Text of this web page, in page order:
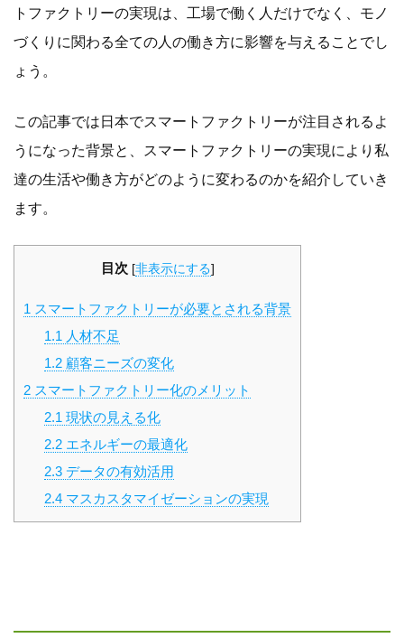
トファクトリーの実現は、工場で働く人だけでなく、モノ
づくりに関わる全ての人の働き方に影響を与えることでし
ょう。
この記事では日本でスマートファクトリーが注目されるよ
うになった背景と、スマートファクトリーの実現により私
達の生活や働き方がどのように変わるのかを紹介していき
ます。
目次 [非表示にする]
1 スマートファクトリーが必要とされる背景
1.1 人材不足
1.2顧客ニーズの変化
2 スマートファクトリー化のメリット
2.1 現状の見える化
2.2エネルギーの最適化
2.3データの有効活用
2.4マスカスタマイゼーションの実現